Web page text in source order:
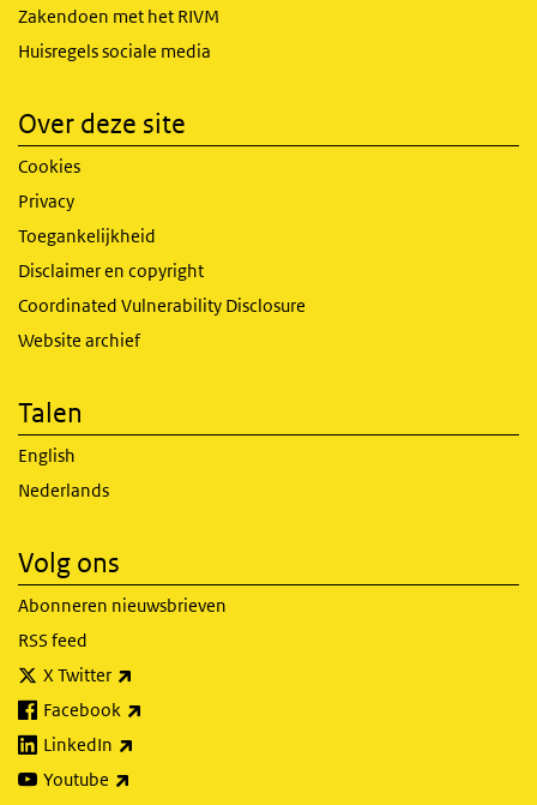
Zakendoen met het RIVM
Huisregels sociale media
Over deze site
Cookies
Privacy
Toegankelijkheid
Disclaimer en copyright
Coordinated Vulnerability Disclosure
Website archief
Talen
English
Nederlands
Volg ons
Abonneren nieuwsbrieven
RSS feed
X Twitter
Facebook
LinkedIn
Youtube